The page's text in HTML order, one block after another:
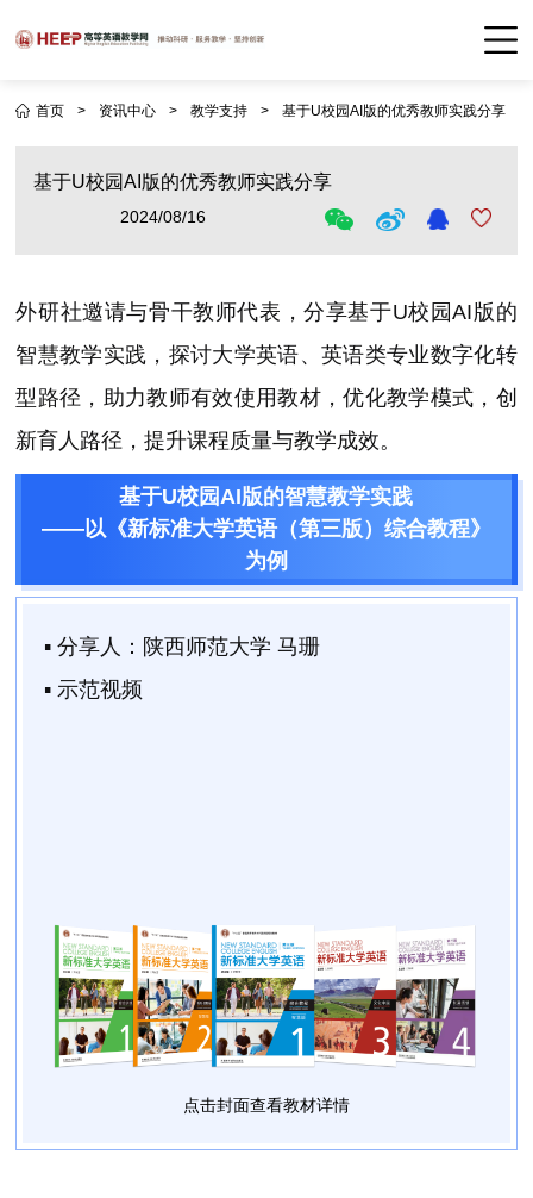
首页 > 资讯中心 > 教学支持 > 基于U校园AI版的优秀教师实践分享
基于U校园AI版的优秀教师实践分享
2024/08/16
外研社邀请与骨干教师代表，分享基于U校园AI版的
智慧教学实践，探讨大学英语、英语类专业数字化转
型路径，助力教师有效使用教材，优化教学模式，创
新育人路径，提升课程质量与教学成效。
基于U校园AI版的智慧教学实践
——以《新标准大学英语（第三版）综合教程》
为例
▪ 分享人： 陕西师范大学 马珊
▪ 示范视频
点击封面查看教材详情